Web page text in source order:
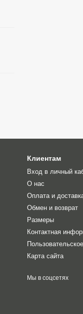
Клиентам
Вход в личный
О нас
Оплата и
Обмен и возврат
Размеры
Контактная
Карта сайта
Мы в соцсетях